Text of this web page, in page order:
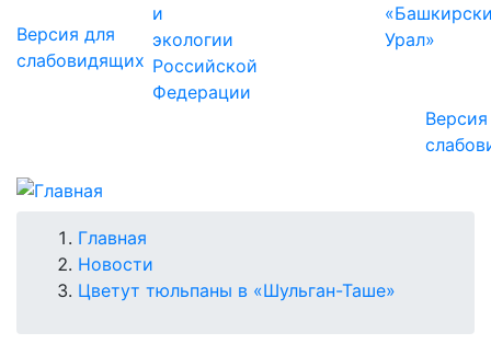
Версия для
слабовидящих
и
экологии
Российской
Федерации
Урал»
Строка
навигации
Главная
Новости
Цветут тюльпаны в «Шульган-Таше»